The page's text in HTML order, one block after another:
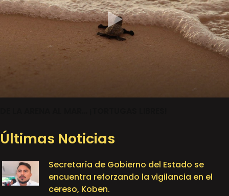
Últimas Noticias
Secretaría de Gobierno del Estado se
encuentra reforzando la vigilancia en el
cereso, Koben.